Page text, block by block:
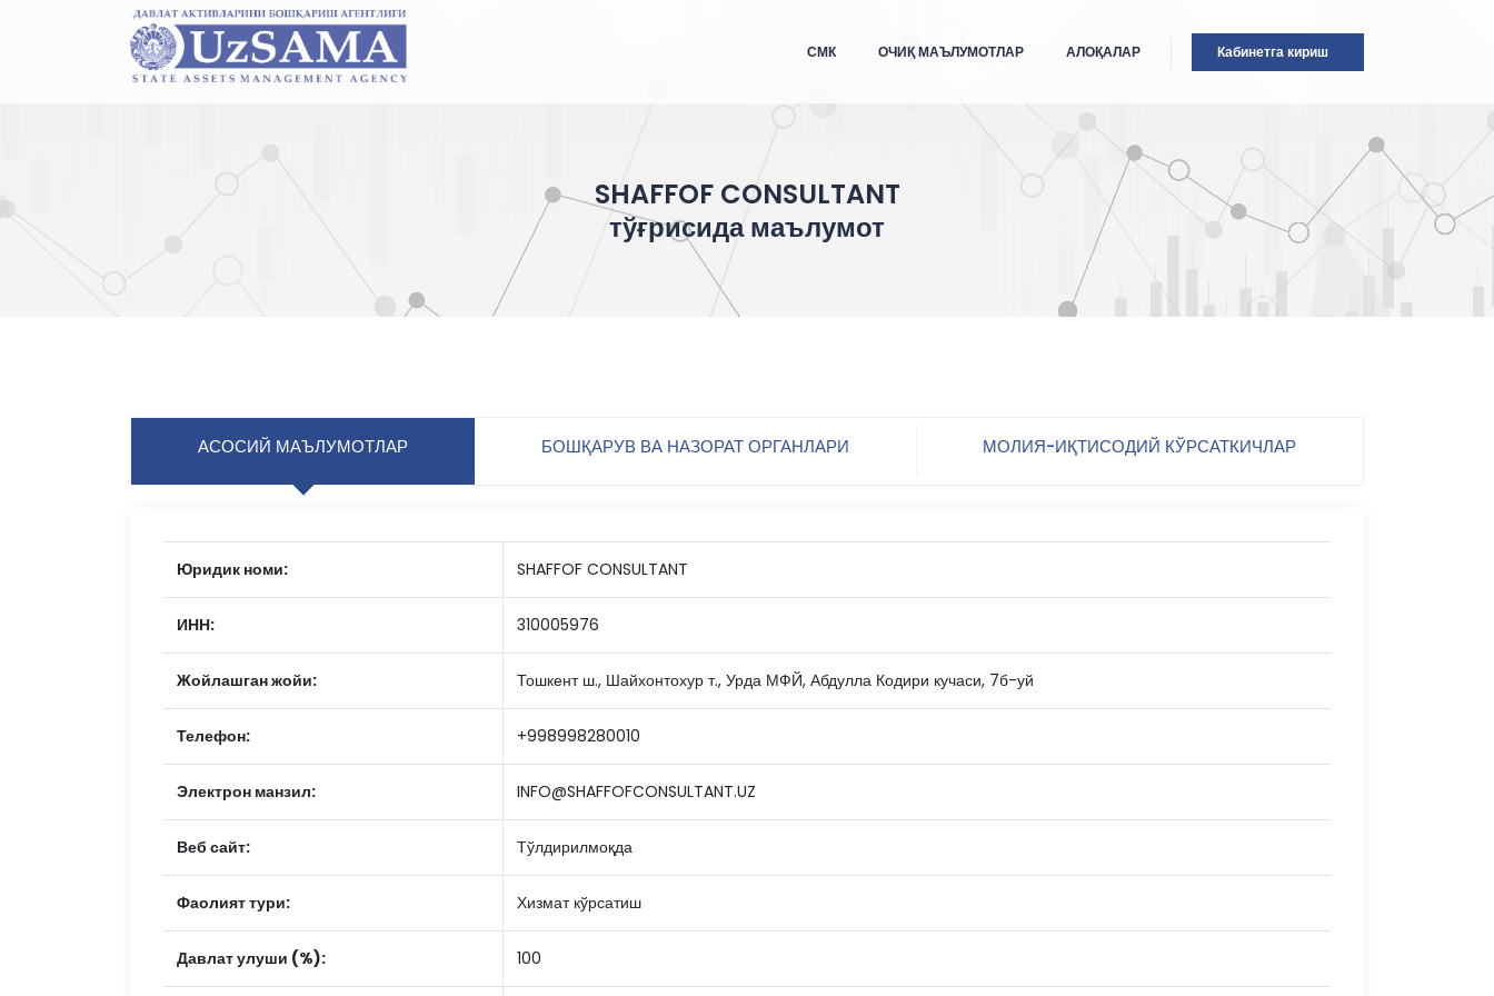
Кабинетга кириш
СМК ОЧИҚ МАЪЛУМОТЛАР АЛОҚАЛАР
SHAFFOF CONSULTANT
тўғрисида маълумот
АСОСИЙ МАЪЛУМОТЛАР БОШҚАРУВ ВА НАЗОРАТ ОРГАНЛАРИ МОЛИЯ-ИҚТИСОДИЙ КЎРСАТКИЧЛАР
Юридик номи: SHAFFOF CONSULTANT
ИНН: 310005976
Жойлашган жойи: Тошкент ш., Шайхонтохур т., Урда МФЙ, Абдулла Кодири кучаси, 7б-уй
Телефон: +998998280010
Электрон манзил: INFO@SHAFFOFCONSULTANT.UZ
Веб сайт: Тўлдирилмоқда
Фаолият тури: Хизмат кўрсатиш
Давлат улуши (%): 100